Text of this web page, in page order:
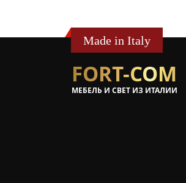
Made in Italy
FORT-COM
МЕБЕЛЬ И СВЕТ ИЗ ИТАЛИИ